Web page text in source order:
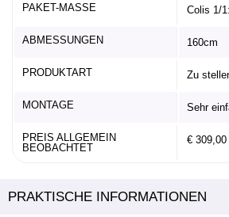
PAKET-MASSE Colis 1/
ABMESSUNGEN 160cm
PRODUKTART Zu
MONTAGE Sehr
PREIS ALLGEMEIN
BEOBACHTET
€ 309,00
PRAKTISCHE INFORMATIONEN